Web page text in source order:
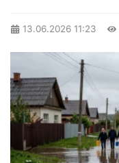
13.06.2026 11:23